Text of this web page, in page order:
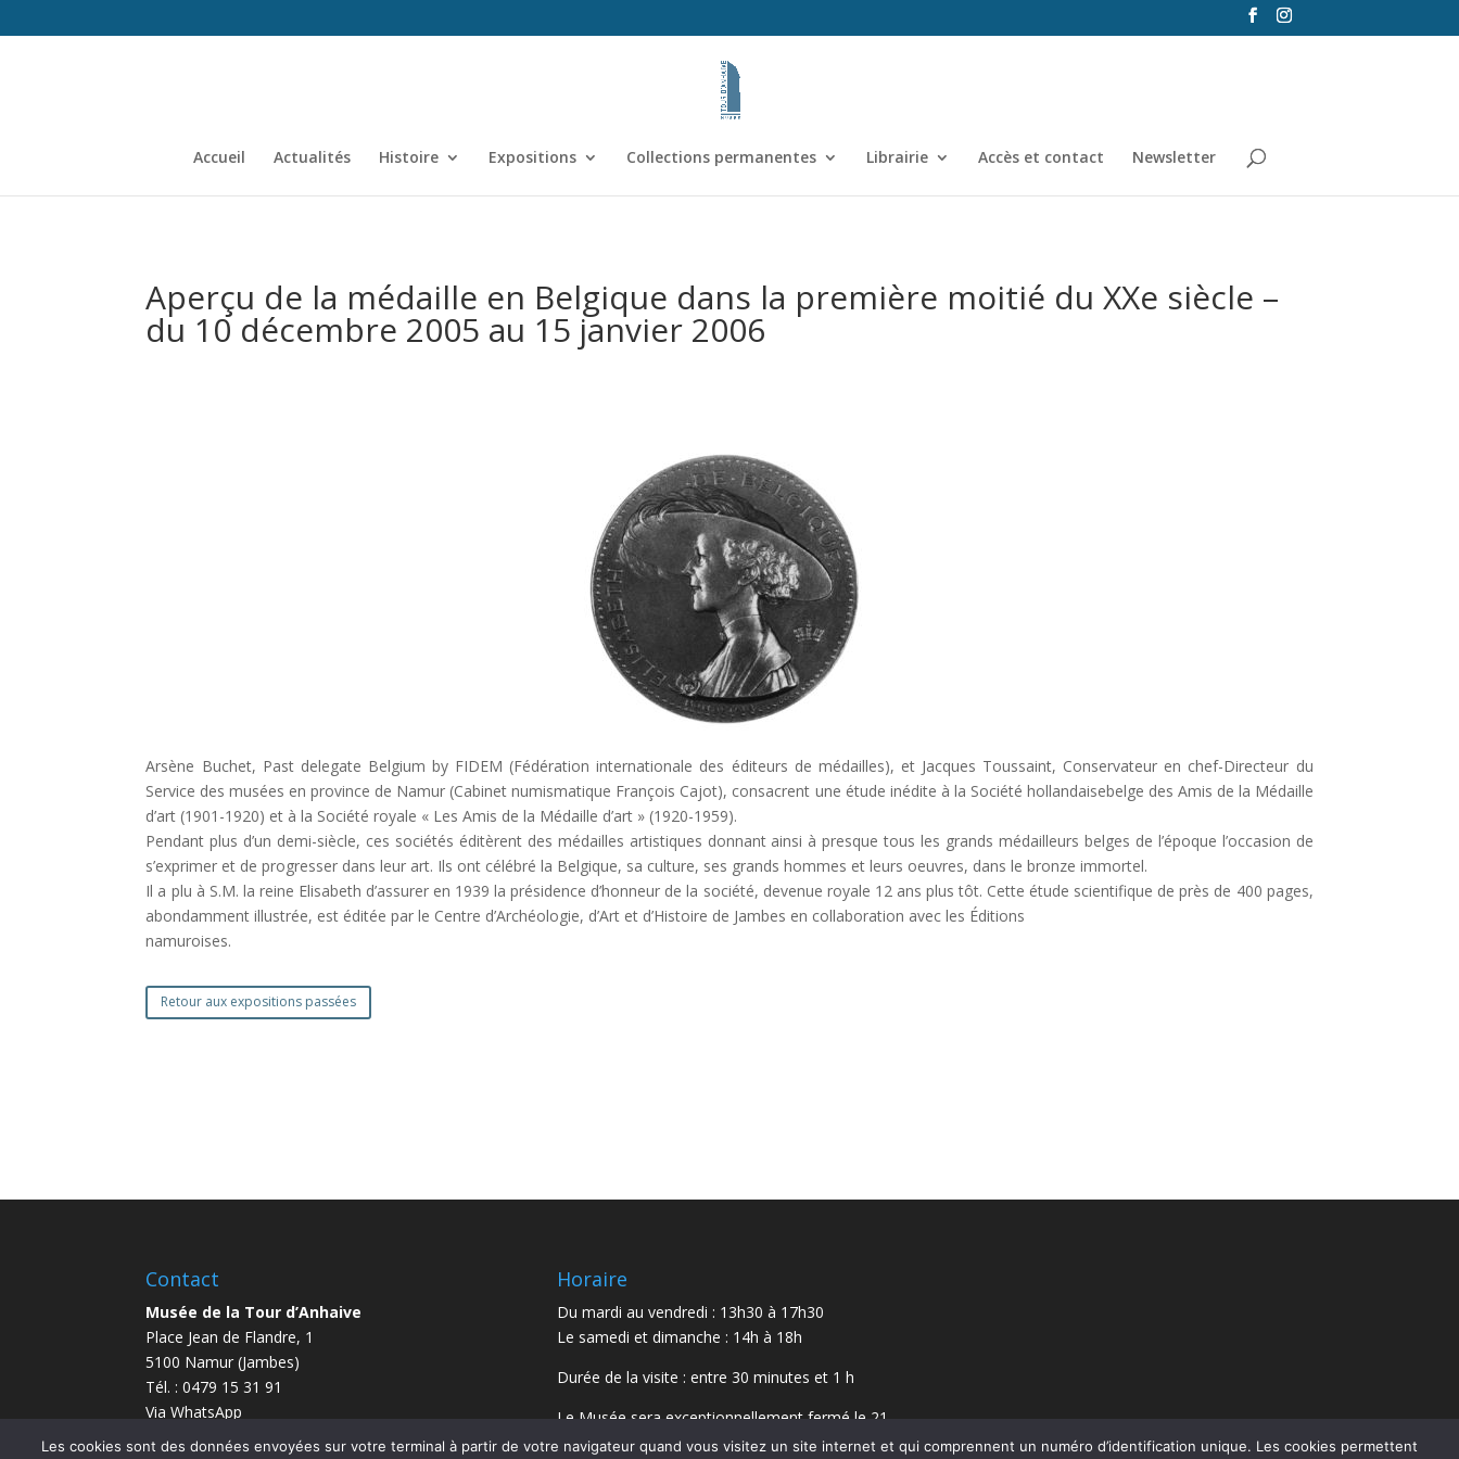
Accueil Actualités Histoire Expositions Collections permanentes Librairie Accès et contact Newsletter
Aperçu de la médaille en Belgique dans la première moitié du XXe siècle –
du 10 décembre 2005 au 15 janvier 2006
Arsène Buchet, Past delegate Belgium by FIDEM (Fédération internationale des éditeurs de médailles), et Jacques Toussaint, Conservateur en chef-Directeur du
Service des musées en province de Namur (Cabinet numismatique François Cajot), consacrent une étude inédite à la Société hollandaisebelge des Amis de la Médaille
d’art (1901-1920) et à la Société royale « Les Amis de la Médaille d’art » (1920-1959).
Pendant plus d’un demi-siècle, ces sociétés éditèrent des médailles artistiques donnant ainsi à presque tous les grands médailleurs belges de l’époque l’occasion de
s’exprimer et de progresser dans leur art. Ils ont célébré la Belgique, sa culture, ses grands hommes et leurs oeuvres, dans le bronze immortel.
Il a plu à S.M. la reine Elisabeth d’assurer en 1939 la présidence d’honneur de la société, devenue royale 12 ans plus tôt. Cette étude scientifique de près de 400 pages,
abondamment illustrée, est éditée par le Centre d’Archéologie, d’Art et d’Histoire de Jambes en collaboration avec les Éditions
namuroises.
Retour aux expositions passées
Contact
Musée de la Tour d’Anhaive
Place Jean de Flandre, 1
5100 Namur (Jambes)
Tél. : 0479 15 31 91
Via WhatsApp
info@anhaive.be
Horaire
Du mardi au vendredi : 13h30 à 17h30
Le samedi et dimanche : 14h à 18h
Durée de la visite : entre 30 minutes et 1 h
Le Musée sera exceptionnellement fermé le 21
juillet et le 15 août 2026.
Les cookies sont des données envoyées sur votre terminal à partir de votre navigateur quand vous visitez un site internet et qui comprennent un numéro d’identification unique. Les cookies permettent